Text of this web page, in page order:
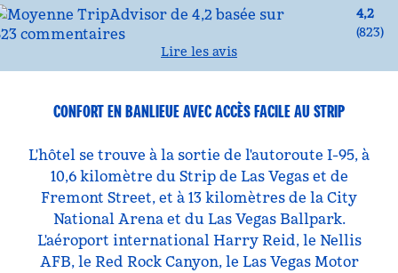
4,2
(823)
Lire les avis
CONFORT EN BANLIEUE AVEC ACCÈS FACILE AU STRIP
L'hôtel se trouve à la sortie de l'autoroute I-95, à
10,6 kilomètre du Strip de Las Vegas et de
Fremont Street, et à 13 kilomètres de la City
National Arena et du Las Vegas Ballpark.
L'aéroport international Harry Reid, le Nellis
AFB, le Red Rock Canyon, le Las Vegas Motor